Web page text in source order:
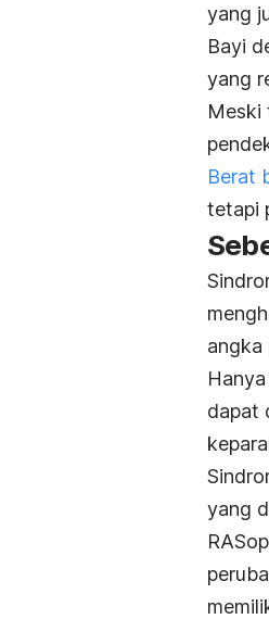
yang
Bayi
yang
Meski
Berat
tetapi
angka
dapat
yang